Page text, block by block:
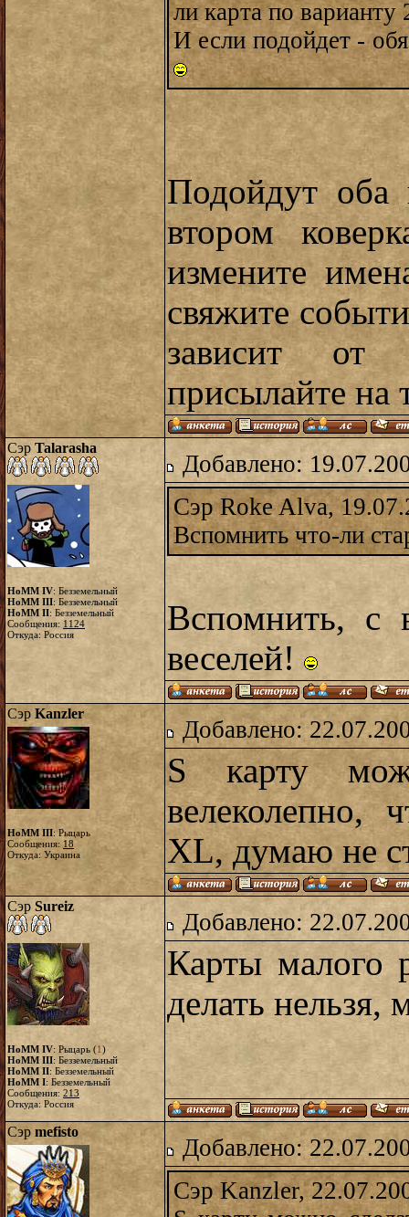
ли карта по варианту
И если подойдет -
Подойдут оба
втором
измените
свяжите
зависит от
присылайте на
Сэр Talarasha
HoMM IV: Безземельный
HoMM III: Безземельный
HoMM II: Безземельный
Сообщения: 1124
Откуда: Россия
Добавлено:
Сэр Roke Alva,
Вспомнить что-ли
Вспомнить, с
веселей!
Сэр Kanzler
HoMM III: Рыцарь
Сообщения: 18
Откуда: Украина
Добавлено:
S карту
велеколепно,
XL, думаю не
Сэр Sureiz
HoMM IV: Рыцарь (1)
HoMM III: Безземельный
HoMM II: Безземельный
HoMM I: Безземельный
Сообщения: 213
Откуда: Россия
Добавлено:
Карты малого
делать
Сэр mefisto
Добавлено:
Сэр Kanzler,